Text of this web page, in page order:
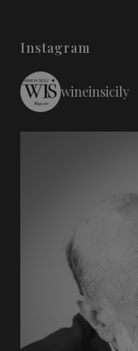
Instagram
wineinsicily